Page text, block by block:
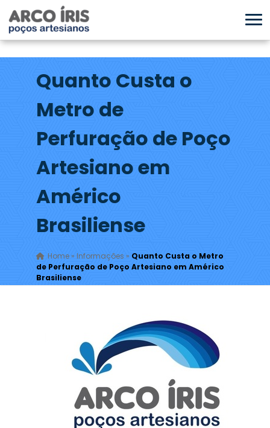
Quanto Custa o
Metro de
Perfuração de Poço
Artesiano em
Américo
Brasiliense
Home» Informações » Quanto Custa o Metro
de Perfuração de Poço Artesiano em Américo
Brasiliense